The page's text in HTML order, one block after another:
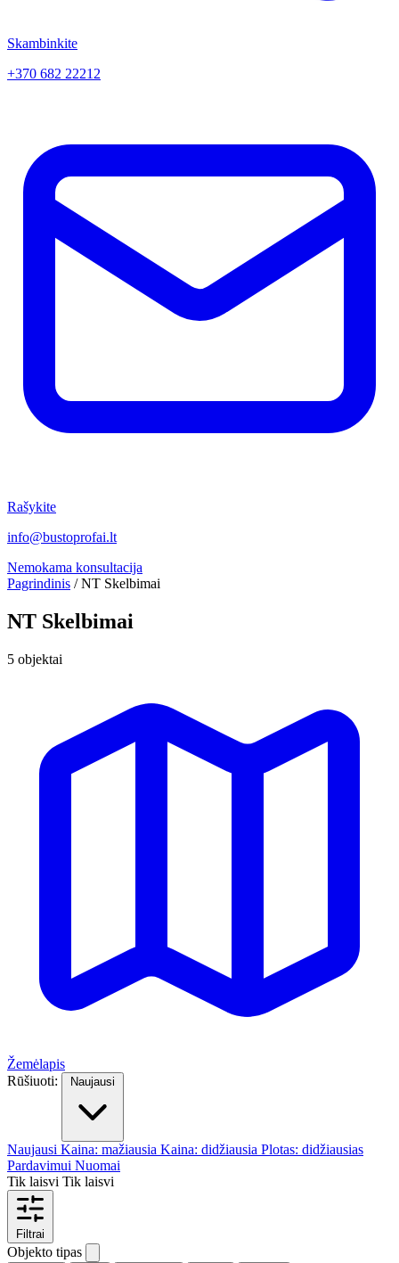
Skambinkite
+370 682 22212
Rašykite
info@bustoprofai.lt
Nemokama konsultacija
Pagrindinis /NT Skelbimai
NT Skelbimai
5 objektai
Žemėlapis
Rūšiuoti:
Naujausi
Naujausi Kaina: mažiausia Kaina: didžiausia Plotas: didžiausias
Pardavimui Nuomai
Tik laisvi Tik laisvi
Filtrai
Objekto tipas